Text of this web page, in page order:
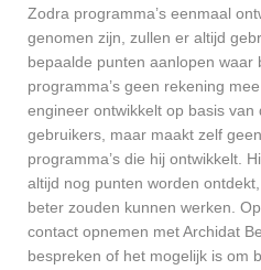
Zodra programma’s eenmaal
genomen zijn, zullen er altijd
bepaalde punten aanlopen waar
programma’s geen rekening
engineer ontwikkelt op basis van
gebruikers, maar maakt zelf
programma’s die hij ontwikkelt.
altijd nog punten worden
beter zouden kunnen werken.
contact opnemen met Archidat
bespreken of het mogelijk is om